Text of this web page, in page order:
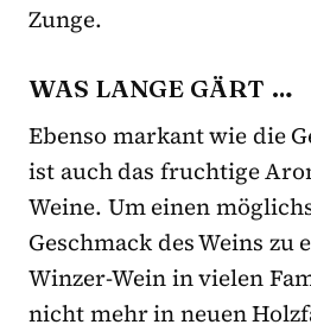
Zunge.
WAS LANGE GÄRT …
Ebenso markant wie die
ist auch das fruchtige
Weine. Um einen
Geschmack des Weins
Winzer-Wein in vielen
nicht mehr in neuen